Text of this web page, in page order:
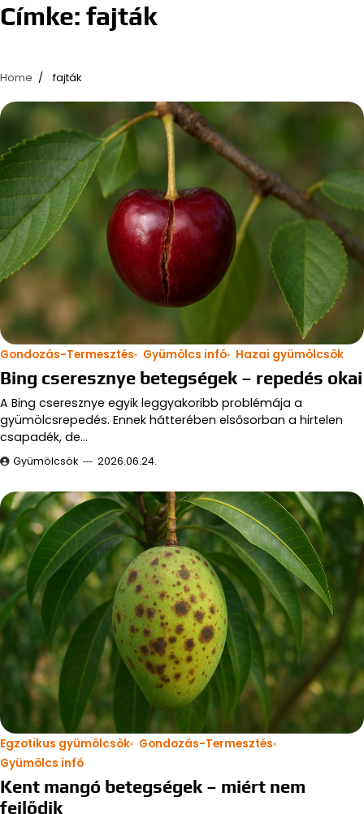
Címke: fajták
Home fajták
Gondozás-Termesztés Gyümölcs infó Hazai gyümölcsök
Bing cseresznye betegségek – repedés okai
A Bing cseresznye egyik leggyakoribb problémája a
gyümölcsrepedés. Ennek hátterében elsősorban a hirtelen
csapadék, de…
Gyümölcsök 2026.06.24.
Egzotikus gyümölcsök
Gondozás-Termesztés
Gyümölcs infó
Kent mangó betegségek – miért nem
fejlődik